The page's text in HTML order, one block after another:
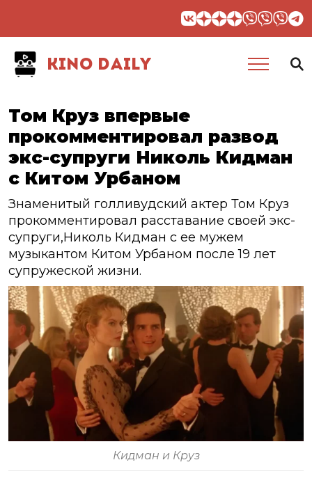
KINO DAILY
Том Круз впервые
прокомментировал развод
экс-супруги Николь Кидман
с Китом Урбаном
Знаменитый голливудский актер Том Круз
прокомментировал расставание своей экс-
супруги,Николь Кидман с ее мужем
музыкантом Китом Урбаном после 19 лет
супружеской жизни.
Кидман и Круз